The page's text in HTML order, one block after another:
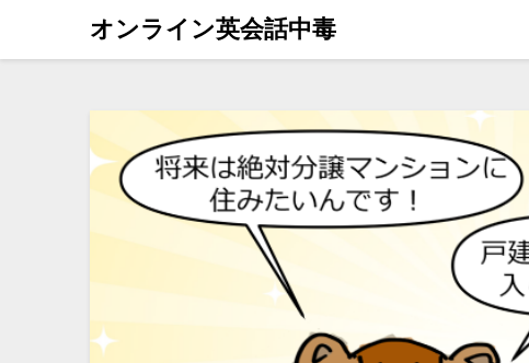
オンライン英会話中毒